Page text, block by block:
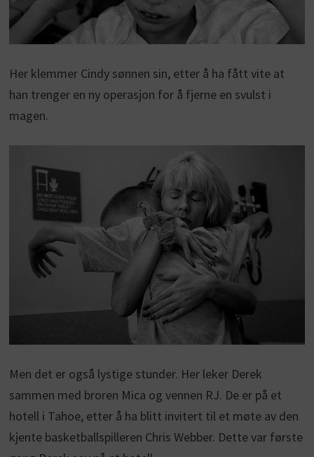
Her klemmer Cindy sønnen sin, etter å ha fått vite at
han trenger en ny operasjon for å fjerne en svulst i
magen.
Men det er også lystige stunder. Her leker Derek
sammen med broren Mica og vennen RJ. De er på et
hotell i Tahoe, etter å ha blitt invitert til et møte av den
kjente basketballspilleren Chris Webber. Dette var første